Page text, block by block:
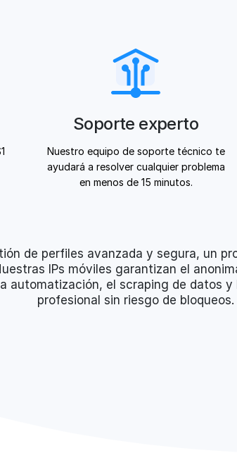
Soporte experto
Nuestro equipo de soporte técnico te
ayudará a resolver cualquier problema
en menos de 15 minutos.
de perfiles avanzada y segura, un
IPs móviles garantizan el
automatización, el scraping de datos y
profesional sin riesgo de bloqueos.